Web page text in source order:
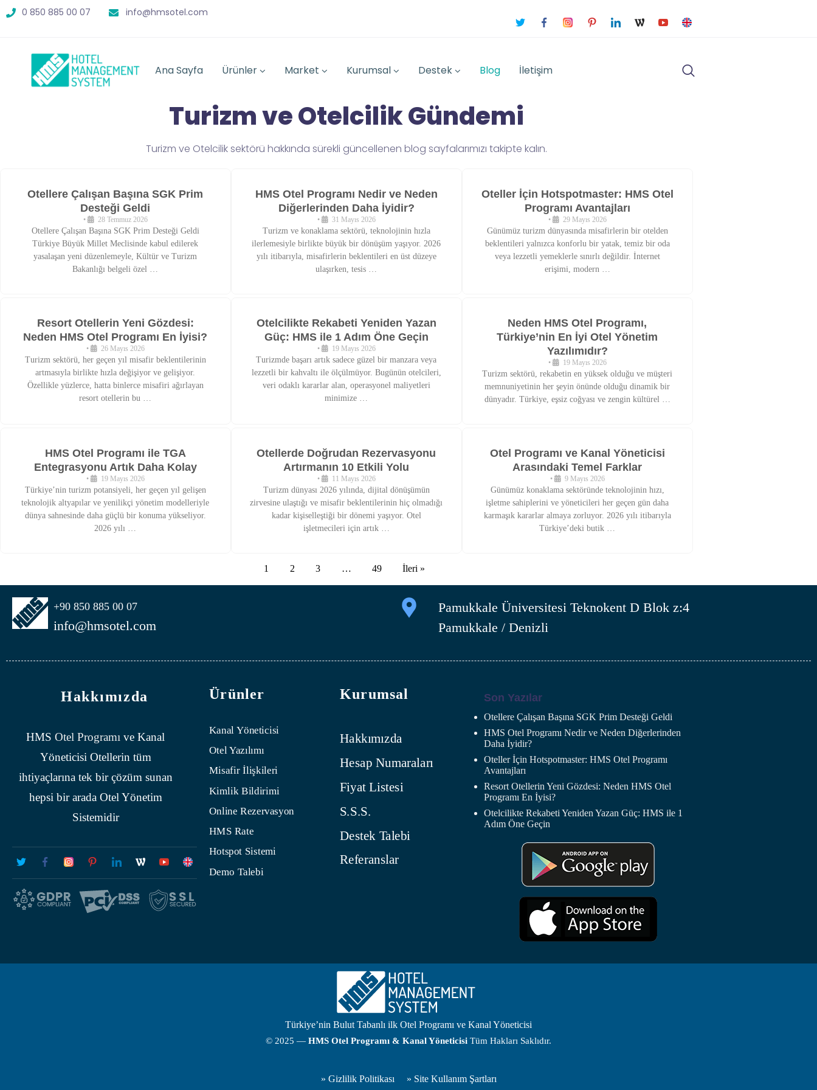
0 850 885 00 07 info@hmsotel.com
Ana Sayfa Ürünler Market Kurumsal Destek Blog İletişim
Turizm ve Otelcilik Gündemi
Turizm ve Otelcilik sektörü hakkında sürekli güncellenen blog sayfalarımızı takipte kalın.
Otellere Çalışan Başına SGK Prim
Desteği Geldi
• 28 Temmuz 2026
Otellere Çalışan Başına SGK Prim Desteği Geldi
Türkiye Büyük Millet Meclisinde kabul edilerek
yasalaşan yeni düzenlemeyle, Kültür ve Turizm
Bakanlığı belgeli özel …
HMS Otel Programı Nedir ve Neden
Diğerlerinden Daha İyidir?
• 31 Mayıs 2026
Turizm ve konaklama sektörü, teknolojinin hızla
ilerlemesiyle birlikte büyük bir dönüşüm yaşıyor. 2026
yılı itibarıyla, misafirlerin beklentileri en üst düzeye
ulaşırken, tesis …
Oteller İçin Hotspotmaster: HMS Otel
Programı Avantajları
• 29 Mayıs 2026
Günümüz turizm dünyasında misafirlerin bir otelden
beklentileri yalnızca konforlu bir yatak, temiz bir oda
veya lezzetli yemeklerle sınırlı değildir. İnternet
erişimi, modern …
Resort Otellerin Yeni Gözdesi:
Neden HMS Otel Programı En İyisi?
• 26 Mayıs 2026
Turizm sektörü, her geçen yıl misafir beklentilerinin
artmasıyla birlikte hızla değişiyor ve gelişiyor.
Özellikle yüzlerce, hatta binlerce misafiri ağırlayan
resort otellerin bu …
Otelcilikte Rekabeti Yeniden Yazan
Güç: HMS ile 1 Adım Öne Geçin
• 19 Mayıs 2026
Turizmde başarı artık sadece güzel bir manzara veya
lezzetli bir kahvaltı ile ölçülmüyor. Bugünün otelcileri,
veri odaklı kararlar alan, operasyonel maliyetleri
minimize …
Neden HMS Otel Programı,
Türkiye’nin En İyi Otel Yönetim
Yazılımıdır?
• 19 Mayıs 2026
Turizm sektörü, rekabetin en yüksek olduğu ve müşteri
memnuniyetinin her şeyin önünde olduğu dinamik bir
dünyadır. Türkiye, eşsiz coğyası ve zengin kültürel …
HMS Otel Programı ile TGA
Entegrasyonu Artık Daha Kolay
• 19 Mayıs 2026
Türkiye’nin turizm potansiyeli, her geçen yıl gelişen
teknolojik altyapılar ve yenilikçi yönetim modelleriyle
dünya sahnesinde daha güçlü bir konuma yükseliyor.
2026 yılı …
Otellerde Doğrudan Rezervasyonu
Artırmanın 10 Etkili Yolu
• 11 Mayıs 2026
Turizm dünyası 2026 yılında, dijital dönüşümün
zirvesine ulaştığı ve misafir beklentilerinin hiç olmadığı
kadar kişiselleştiği bir dönemi yaşıyor. Otel
işletmecileri için artık …
Otel Programı ve Kanal Yöneticisi
Arasındaki Temel Farklar
• 9 Mayıs 2026
Günümüz konaklama sektöründe teknolojinin hızı,
işletme sahiplerini ve yöneticileri her geçen gün daha
karmaşık kararlar almaya zorluyor. 2026 yılı itibarıyla
Türkiye’deki butik …
1 2 3 … 49 İleri »
+90 850 885 00 07
info@hmsotel.com
Pamukkale Üniversitesi Teknokent D Blok z:4
Pamukkale / Denizli
Hakkımızda
HMSOtel Programı ve Kanal
Yöneticisi Otellerin tüm
ihtiyaçlarına tek bir çözüm sunan
hepsi bir arada Otel Yönetim
Sistemidir
Ürünler
Kanal Yöneticisi
Otel Yazılımı
Misafir İlişkileri
Kimlik Bildirimi
Online Rezervasyon
HMS Rate
Hotspot Sistemi
Demo Talebi
Kurumsal
Hakkımızda
Hesap Numaraları
Fiyat Listesi
S.S.S.
Destek Talebi
Referanslar
Son Yazılar
Otellere Çalışan Başına SGK Prim Desteği Geldi
HMS Otel Programı Nedir ve Neden Diğerlerinden
Daha İyidir?
Oteller İçin Hotspotmaster: HMS Otel Programı
Avantajları
Resort Otellerin Yeni Gözdesi: Neden HMS Otel
Programı En İyisi?
Otelcilikte Rekabeti Yeniden Yazan Güç: HMS ile 1
Adım Öne Geçin
Türkiye’nin Bulut Tabanlı ilk Otel Programı ve Kanal Yöneticisi
© 2025 — HMS Otel Programı & Kanal Yöneticisi Tüm Hakları Saklıdır.
» Gizlilik Politikası » Site Kullanım Şartları